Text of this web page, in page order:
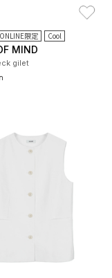
ONLINE限定 Cool
MIND
gilet